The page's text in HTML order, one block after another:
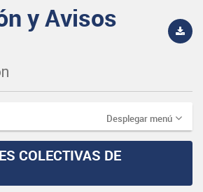
y Avisos
Desplegar menú
COLECTIVAS DE